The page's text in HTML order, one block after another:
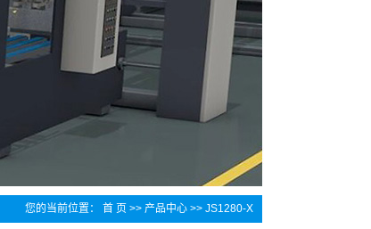
您的当前位置： 首 页 >> 产品中心 >> JS1280-X